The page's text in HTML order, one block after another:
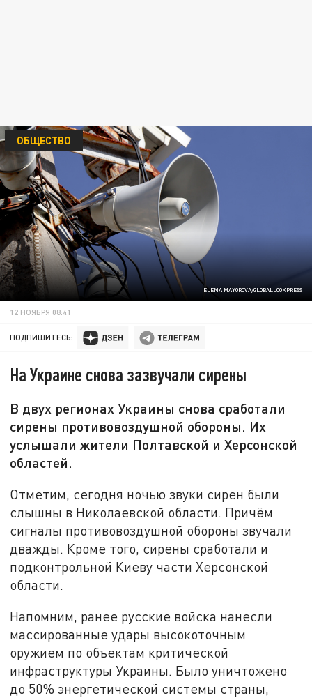
ELENA MAYOROVA/GLOBALLOOKPRESS
ОБЩЕСТВО
12 НОЯБРЯ 08:41
ПОДПИШИТЕСЬ:
На Украине снова зазвучали сирены
В двух регионах Украины снова сработали
сирены противовоздушной обороны. Их
услышали жители Полтавской и Херсонской
областей.
Отметим, сегодня ночью звуки сирен были
слышны в Николаевской области. Причём
сигналы противовоздушной обороны звучали
дважды. Кроме того, сирены сработали и
подконтрольной Киеву части Херсонской
области.
Напомним, ранее русские войска нанесли
массированные удары высокоточным
оружием по объектам критической
инфраструктуры Украины. Было уничтожено
до 50% энергетической системы страны,